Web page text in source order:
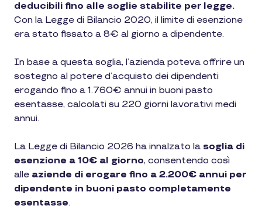
deducibili fino alle soglie stabilite per legge.
Con la Legge di Bilancio 2020, il limite di esenzione
era stato fissato a 8€ al giorno a dipendente.
In base a questa soglia, l’azienda poteva offrire un
sostegno al potere d’acquisto dei dipendenti
erogando fino a 1.760€ annui in buoni pasto
esentasse, calcolati su 220 giorni lavorativi medi
annui.
La Legge di Bilancio 2026 ha innalzato la soglia di
esenzione a 10€ al giorno, consentendo così
alle aziende di erogare fino a 2.200€ annui per
dipendente in buoni pasto completamente
esentasse.